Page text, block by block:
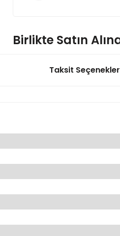
Birlikte Satın
DC 5V 2.1A 3.7V 4.2V Lityum
Taksit